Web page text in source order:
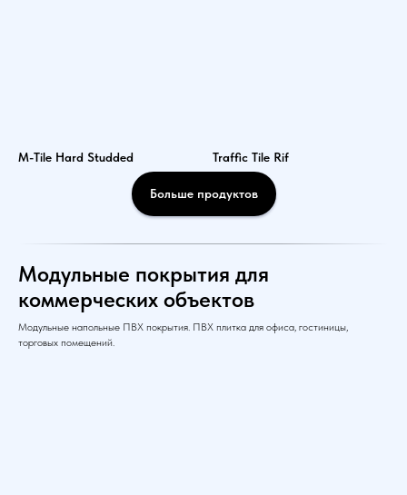
M-Tile Hard Studded Traffic Tile Rif
Больше продуктов
Модульные покрытия для
коммерческих объектов
Модульные напольные ПВХ покрытия. ПВХ плитка для офиса, гостиницы,
торговых помещений.